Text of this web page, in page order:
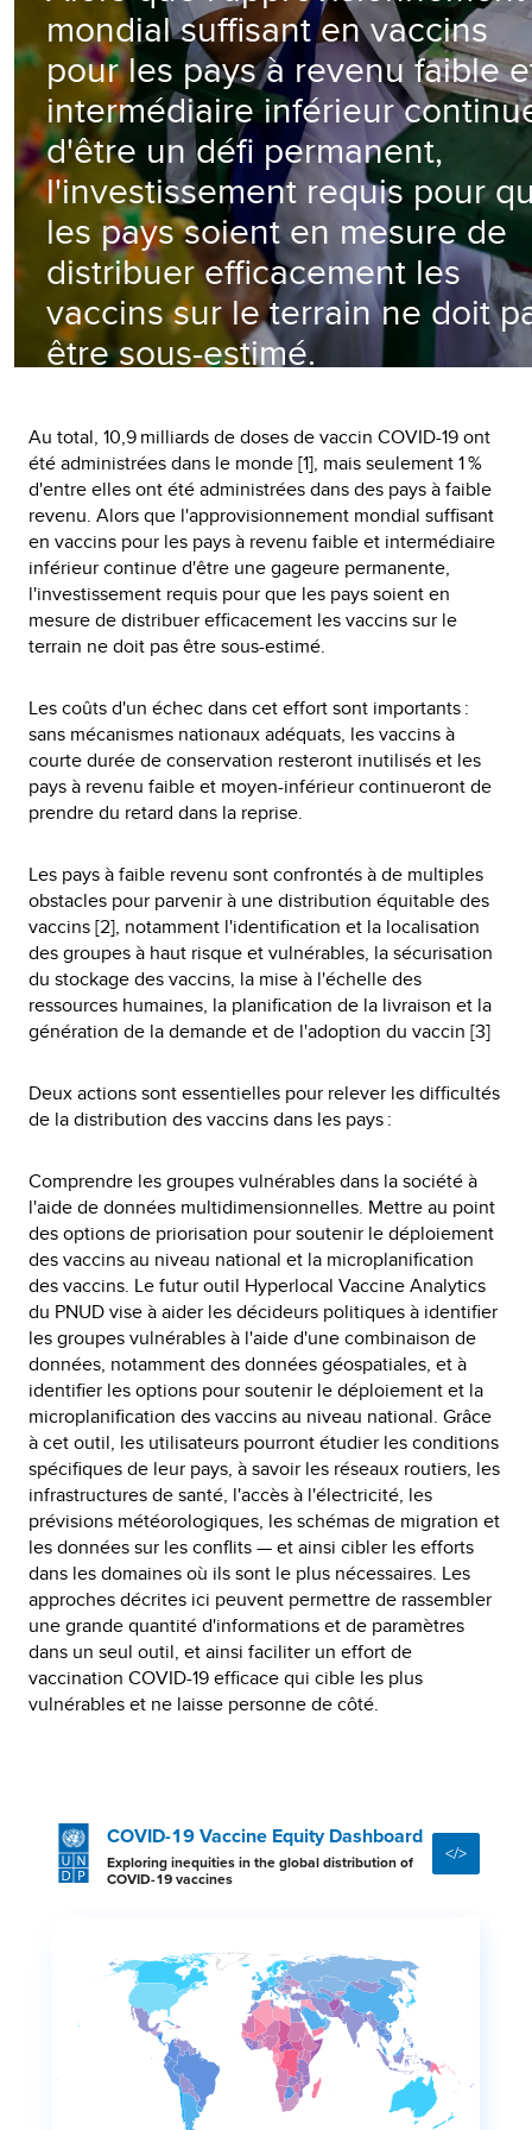
mondial suffisant en vaccins
pour les pays à revenu faible
intermédiaire inférieur
d'être un défi permanent,
l'investissement requis pour
les pays soient en mesure de
distribuer efficacement les
vaccins sur le terrain ne doit
être sous-estimé.
Au total, 10,9 milliards de doses de vaccin COVID-19 ont
été administrées dans le monde [1], mais seulement 1 %
d'entre elles ont été administrées dans des pays à faible
revenu. Alors que l'approvisionnement mondial suffisant
en vaccins pour les pays à revenu faible et intermédiaire
inférieur continue d'être une gageure permanente,
l'investissement requis pour que les pays soient en
mesure de distribuer efficacement les vaccins sur le
terrain ne doit pas être sous-estimé.
Les coûts d'un échec dans cet effort sont importants :
sans mécanismes nationaux adéquats, les vaccins à
courte durée de conservation resteront inutilisés et les
pays à revenu faible et moyen-inférieur continueront de
prendre du retard dans la reprise.
Les pays à faible revenu sont confrontés à de multiples
obstacles pour parvenir à une distribution équitable des
vaccins [2], notamment l'identification et la localisation
des groupes à haut risque et vulnérables, la sécurisation
du stockage des vaccins, la mise à l'échelle des
ressources humaines, la planification de la livraison et la
génération de la demande et de l'adoption du vaccin [3]
Deux actions sont essentielles pour relever les difficultés
de la distribution des vaccins dans les pays :
Comprendre les groupes vulnérables dans la société à
l'aide de données multidimensionnelles. Mettre au point
des options de priorisation pour soutenir le déploiement
des vaccins au niveau national et la microplanification
des vaccins. Le futur outil Hyperlocal Vaccine Analytics
du PNUD vise à aider les décideurs politiques à identifier
les groupes vulnérables à l'aide d'une combinaison de
données, notamment des données géospatiales, et à
identifier les options pour soutenir le déploiement et la
microplanification des vaccins au niveau national. Grâce
à cet outil, les utilisateurs pourront étudier les conditions
spécifiques de leur pays, à savoir les réseaux routiers, les
infrastructures de santé, l'accès à l'électricité, les
prévisions météorologiques, les schémas de migration et
les données sur les conflits — et ainsi cibler les efforts
dans les domaines où ils sont le plus nécessaires. Les
approches décrites ici peuvent permettre de rassembler
une grande quantité d'informations et de paramètres
dans un seul outil, et ainsi faciliter un effort de
vaccination COVID-19 efficace qui cible les plus
vulnérables et ne laisse personne de côté.